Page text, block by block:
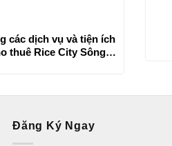
các dịch vụ và tiện ích
thuê Rice City Sông
Đăng Ký Ngay